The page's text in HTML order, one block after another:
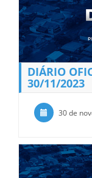
DIÁRIO
30/11/2023
30 de